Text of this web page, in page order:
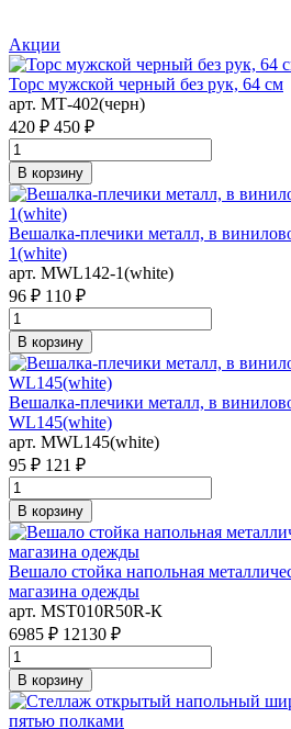
Акции
Торс мужской черный без рук, 64 см
арт. MТ-402(черн)
420 ₽ 450 ₽
В корзину
Вешалка-плечики металл, в
1(white)
арт. MWL142-1(white)
96 ₽ 110 ₽
В корзину
Вешалка-плечики металл, в
WL145(white)
арт. MWL145(white)
95 ₽ 121 ₽
В корзину
Вешало стойка напольная
магазина одежды
арт. MST010R50R-К
6985 ₽ 12130 ₽
В корзину